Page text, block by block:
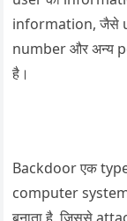
information, जैसे
number और अन्य
है।
Backdoor एक
computer